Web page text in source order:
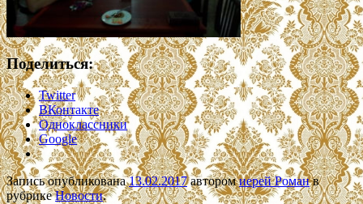
Поделиться:
Twitter
ВКонтакте
Одноклассники
Google
Запись опубликована13.02.2017авторомиерей Романв
рубрикеНовости.